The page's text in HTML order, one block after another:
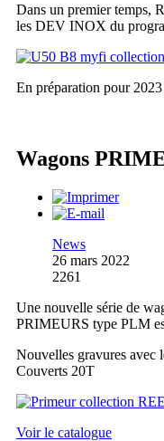
Dans un premier temps,
les DEV INOX du
En préparation pour 2023
Wagons
News
26 mars 2022
2261
Une nouvelle série de
PRIMEURS type PLM
Nouvelles gravures avec
Couverts 20T
Voir le catalogue